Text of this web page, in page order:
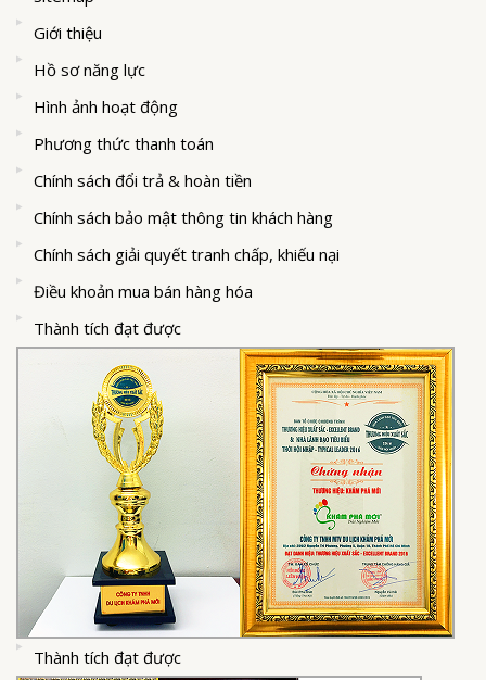
Giới thiệu
Hồ sơ năng lực
Hình ảnh hoạt động
Phương thức thanh toán
Chính sách đổi trả & hoàn tiền
Chính sách bảo mật thông tin khách hàng
Chính sách giải quyết tranh chấp, khiếu nại
Điều khoản mua bán hàng hóa
Thành tích đạt được
Thành tích đạt được